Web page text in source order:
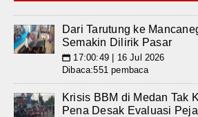
Dari Tarutung ke
Semakin Dilirik Pasar
📅 17:00:49 | 16 Jul 2026
Dibaca:551 pembaca
Krisis BBM di Medan Tak
Pena Desak Evaluasi